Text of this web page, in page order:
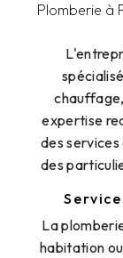
Plomberie à
expertise
des
des
La
habitation